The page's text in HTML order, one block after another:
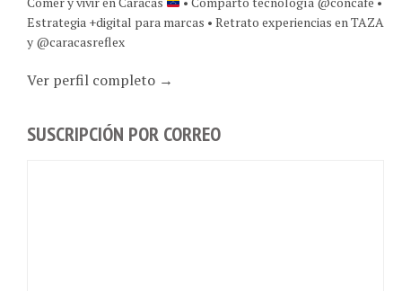
Estrategia +digital para marcas • Retrato experiencias en TAZA
y @caracasreflex
Ver perfil completo →
SUSCRIPCIÓN POR CORREO